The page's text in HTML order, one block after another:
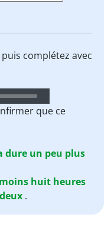
complétez avec
que ce
dure un peu plus
huit heures
deux .